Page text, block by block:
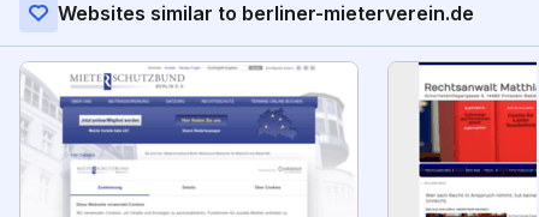
Websites similar to berliner-mieterverein.de